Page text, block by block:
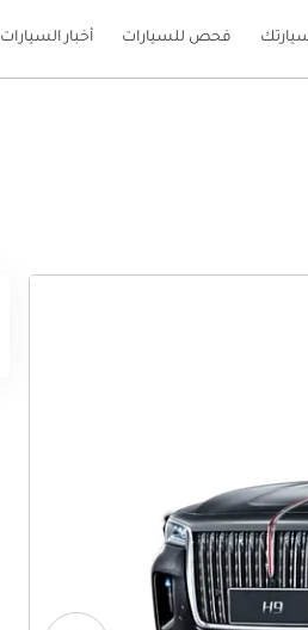
فحص للسيارات أخبار السيارات